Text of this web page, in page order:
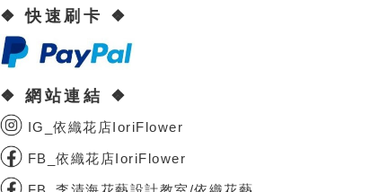
❖ 快速刷卡 ❖
❖ 網站連結 ❖
IG_依織花店IoriFlower
FB_依織花店IoriFlower